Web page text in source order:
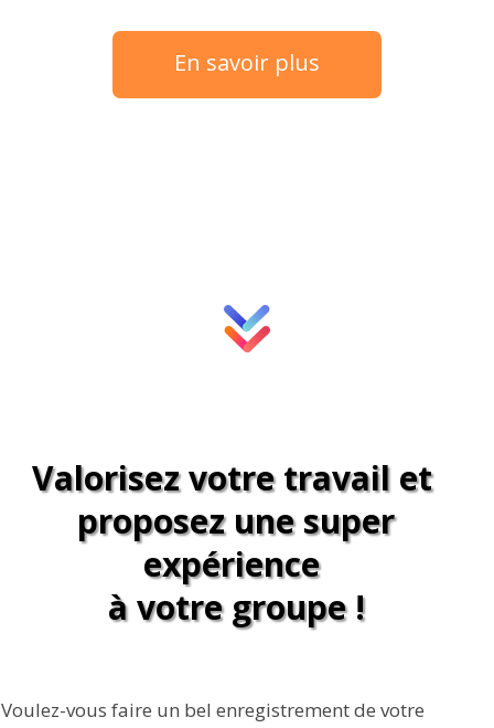
En savoir plus
Valorisez votre travail et
proposez une super
expérience
à votre groupe !
Voulez-vous faire un bel enregistrement de votre